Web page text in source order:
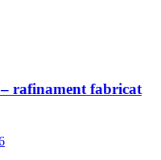
rafinament fabricat